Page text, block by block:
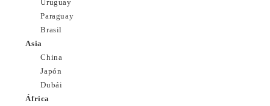
Uruguay
Paraguay
Brasil
Asia
China
Japón
Dubái
África